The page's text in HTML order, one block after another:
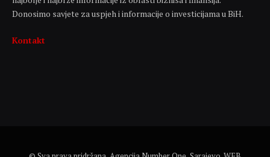
Donosimo savjete za uspjeh i informacije o investicijama u BiH.
Kontakt